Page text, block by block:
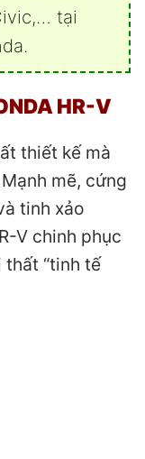
,… tại
.
HR-V
thiết kế mà
mẽ, cứng
tinh xảo
V chinh phục
thất “tinh tế